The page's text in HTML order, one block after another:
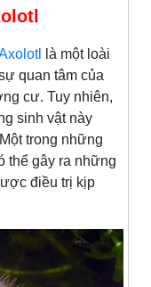
là một loài
quan tâm của
cư. Tuy nhiên,
sinh vật này
trong những
thể gây ra những
điều trị kịp